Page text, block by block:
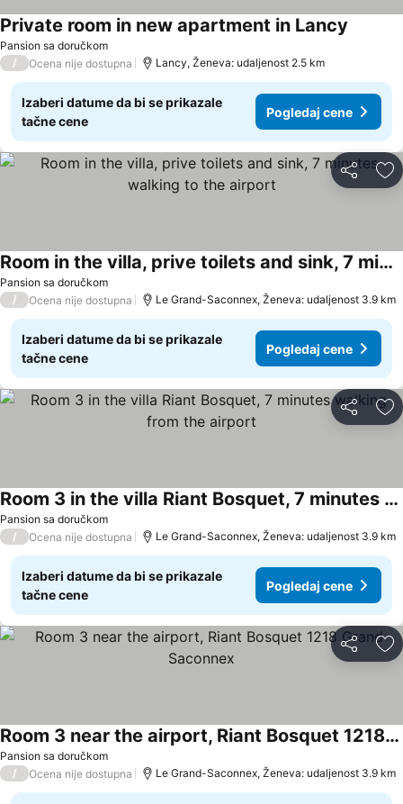
Pansion sa doručkom
Private room in new apartment in Lancy
/ Ocena nije dostupna Lancy, Ženeva: udaljenost 2.5 km
Izaberi datume da bi se prikazale
tačne cene
Pogledaj cene
Deli
Pansion sa doručkom
Room in the villa, prive toilets and sink, 7 minutes walking to the airport
/ Ocena nije dostupna Le Grand-Saconnex, Ženeva: udaljenost 3.9 km
Izaberi datume da bi se prikazale
tačne cene
Pogledaj cene
Deli
Pansion sa doručkom
Room 3 in the villa Riant Bosquet, 7 minutes walking from the airport
/ Ocena nije dostupna Le Grand-Saconnex, Ženeva: udaljenost 3.9 km
Izaberi datume da bi se prikazale
tačne cene
Pogledaj cene
Deli
Pansion sa doručkom
Room 3 near the airport, Riant Bosquet 1218 Grand Saconnex
/ Ocena nije dostupna Le Grand-Saconnex, Ženeva: udaljenost 3.9 km